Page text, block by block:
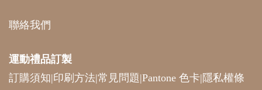
聯絡我們
運動禮品訂製
訂購須知|印刷方法|常見問題|Pantone 色卡| 隱私權條